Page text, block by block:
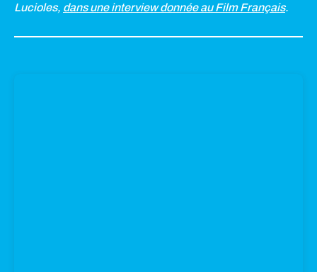
Lucioles, dans une interview donnée au Film Français.